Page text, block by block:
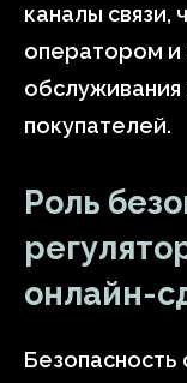
каналы связи,
оператором и
покупателей.
Роль
онлайн-
Безопасность